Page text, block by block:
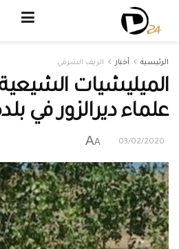
الرئيسية أخبار الريف الشرقي
الميليشيات
علماء ديرالزور في
03/02/2020
A
A